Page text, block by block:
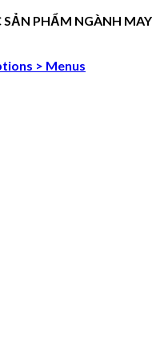
PHẨM NGÀNH MAY
> Menus